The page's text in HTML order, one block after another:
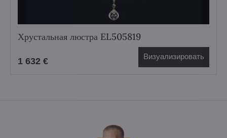
Хрустальная люстра EL505819
1 632 € Визуализировать